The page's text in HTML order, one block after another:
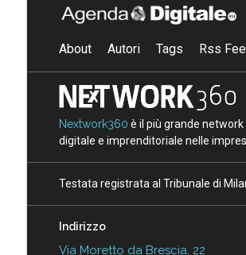
About Autori Tags Rss
Nextwork360 è il più grande
digitale e imprenditoriale nelle
Testata registrata al Tribunale di
Indirizzo
Via Moretto da Brescia, 22